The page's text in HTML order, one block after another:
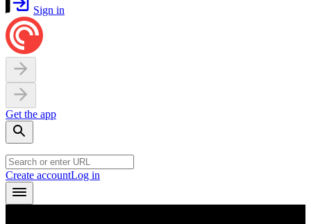
Sign in
Get the app
Create accountLog in